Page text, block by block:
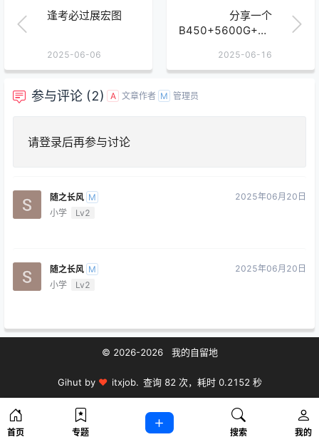
逢考必过展宏图
2025-06-06
分享一个
B450+5600G+RX
2025-06-16
参与评论 (2) A 文章作者 M 管理员
请登录后再参与讨论
随之长风 M
小学
Lv2
2025年06月20日
随之长风 M
小学
Lv2
2025年06月20日
© 2026-2026 我的自留地
Gihut by ♥ itxjob. 查询 82 次，耗时 0.2152 秒
首页 专题 搜索 我的